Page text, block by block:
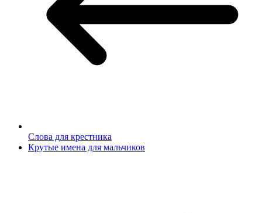
Слова для крестника
Крутые имена для мальчиков